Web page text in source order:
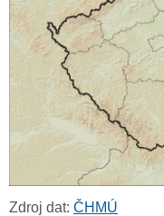
Zdroj dat: ČHMÚ